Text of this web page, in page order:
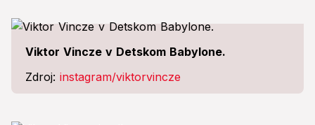
Viktor Vincze v Detskom Babylone.
Zdroj: instagram/viktorvincze